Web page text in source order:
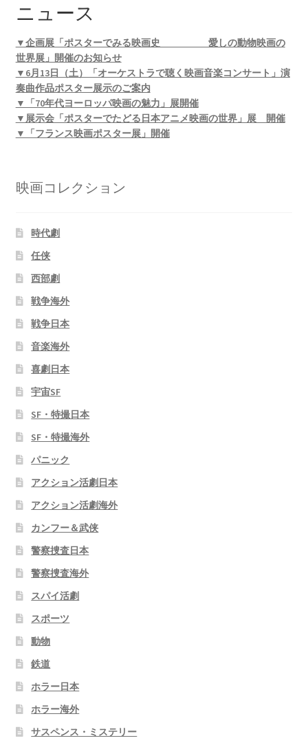
ニュース
▼企画展「ポスターでみる映画史 愛しの動物映画の
世界展」開催のお知らせ
▼6月13日（土）「オーケストラで聴く映画音楽コンサート」演
奏曲作品ポスター展示のご案内
▼「70年代ヨーロッパ映画の魅力」展開催
▼展示会「ポスターでたどる日本アニメ映画の世界」展 開催
▼「フランス映画ポスター展」開催
映画コレクション
時代劇
任侠
西部劇
戦争海外
戦争日本
音楽海外
喜劇日本
宇宙SF
SF・特撮日本
SF・特撮海外
パニック
アクション活劇日本
アクション活劇海外
カンフー＆武侠
警察捜査日本
警察捜査海外
スパイ活劇
スポーツ
動物
鉄道
ホラー日本
ホラー海外
サスペンス・ミステリー